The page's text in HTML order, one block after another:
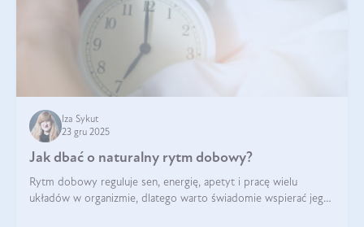
Iza Sykut
23 gru 2025
Jak dbać o naturalny rytm dobowy?
Rytm dobowy reguluje sen, energię, apetyt i pracę wielu
układów w organizmie, dlatego warto świadomie wspierać jego